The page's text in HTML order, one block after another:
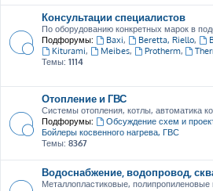
Консультации специалистов
По оборудованию конкретных марок в
Подфорумы:
Baxi, Beretta, Riello,
Kiturami, Meibes, Protherm,
Темы: 1114
Отопление и ГВС
Системы отопления, котлы, автоматика
Подфорумы:
Обсуждение схем и
Бойлеры косвенного нагрева, ГВС
Темы: 8367
Водоснабжение, водопровод,
Металлопластиковые, полипропиленовые